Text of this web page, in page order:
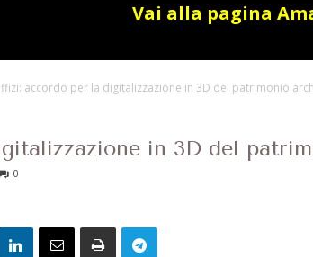
Vai alla pagina
accordo per la digitalizzazione in 3D del patrimonio
in 3D del
0